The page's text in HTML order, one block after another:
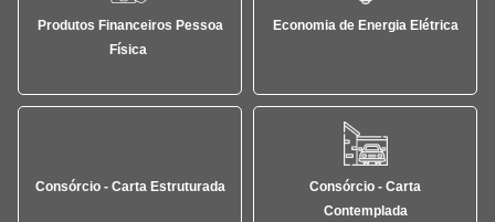
Produtos Financeiros Pessoa
Física
Economia de Energia Elétrica
Consórcio - Carta Estruturada
Consórcio - Carta
Contemplada